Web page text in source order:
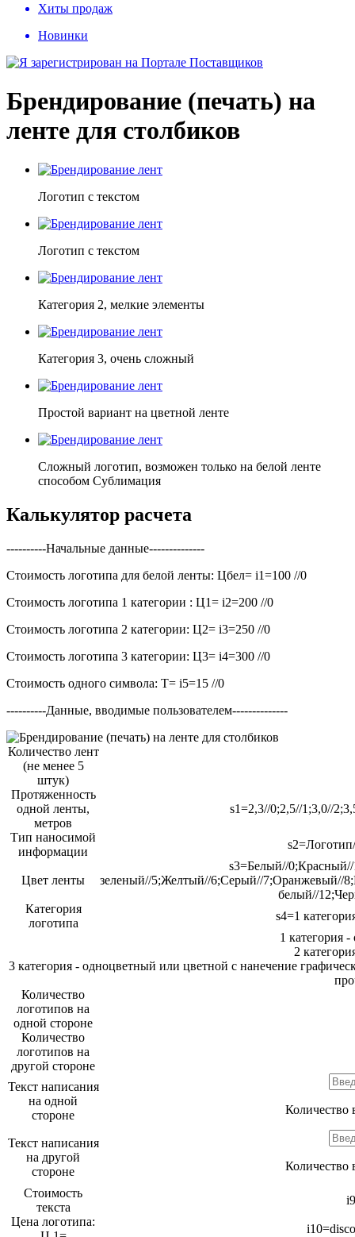
Хиты продаж
Новинки
Брендирование (печать) на
ленте для столбиков
Логотип с текстом
Логотип с текстом
Категория 2, мелкие элементы
Категория 3, очень сложный
Простой вариант на цветной ленте
Сложный логотип, возможен только на белой ленте
способом Сублимация
Калькулятор расчета
----------Начальные данные--------------
Стоимость логотипа для белой ленты: Цбел= i1=100 //0
Стоимость логотипа 1 категории : Ц1= i2=200 //0
Стоимость логотипа 2 категории: Ц2= i3=250 //0
Стоимость логотипа 3 категории: Ц3= i4=300 //0
Стоимость одного символа: Т= i5=15 //0
----------Данные, вводимые пользователем--------------
Количество лент
(не менее 5
штук)
Протяженность
одной ленты,
метров
s1=2,3//0;2,5//1;3,0//
Тип наносимой
информации
Цвет ленты
s3=Белый//
зеленый//5;Желтый//6;Серый//7;Оранжевый//
белый//
Категория
логотипа
s4=1
1 категория -
2
3 категория - одноцветный или цветной с нанечение
Количество
логотипов на
одной стороне
Количество
логотипов на
другой стороне
Текст написания
на одной
стороне
Количество
Текст написания
на другой
стороне
Количество
Cтоимость
текста
Цена логотипа: